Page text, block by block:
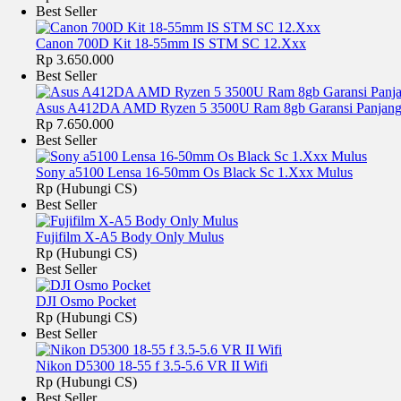
Best Seller
Canon 700D Kit 18-55mm IS STM SC 12.Xxx
Rp 3.650.000
Best Seller
Asus A412DA AMD Ryzen 5 3500U Ram 8gb Garansi Panjang
Rp 7.650.000
Best Seller
Sony a5100 Lensa 16-50mm Os Black Sc 1.Xxx Mulus
Rp (Hubungi CS)
Best Seller
Fujifilm X-A5 Body Only Mulus
Rp (Hubungi CS)
Best Seller
DJI Osmo Pocket
Rp (Hubungi CS)
Best Seller
Nikon D5300 18-55 f 3.5-5.6 VR II Wifi
Rp (Hubungi CS)
Best Seller